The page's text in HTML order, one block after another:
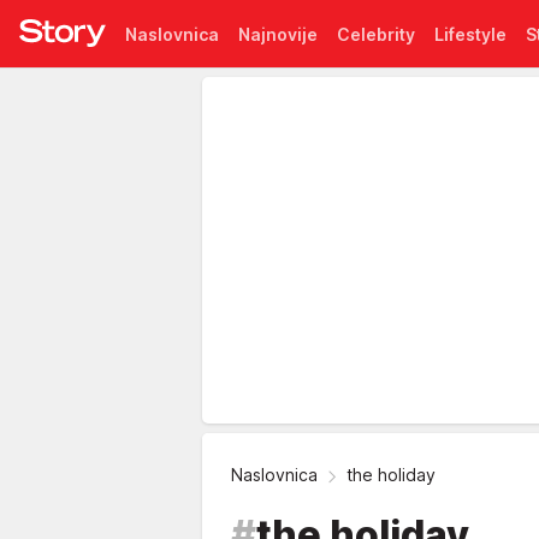
Naslovnica Najnovije Celebrity Lifestyle
Naslovnica the holiday